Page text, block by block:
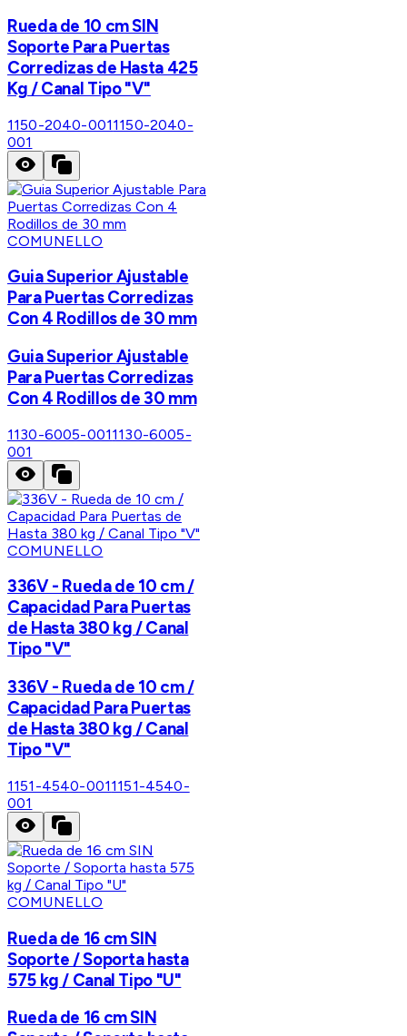
Rueda de 10 cm SIN
Soporte Para Puertas
Corredizas de Hasta 425
Kg / Canal Tipo "V"
1150-2040-0011150-2040-
001
COMUNELLO
Guia Superior Ajustable
Para Puertas Corredizas
Con 4 Rodillos de 30 mm
Guia Superior Ajustable
Para Puertas Corredizas
Con 4 Rodillos de 30 mm
1130-6005-0011130-6005-
001
COMUNELLO
336V - Rueda de 10 cm /
Capacidad Para Puertas
de Hasta 380 kg / Canal
Tipo "V"
336V - Rueda de 10 cm /
Capacidad Para Puertas
de Hasta 380 kg / Canal
Tipo "V"
1151-4540-0011151-4540-
001
COMUNELLO
Rueda de 16 cm SIN
Soporte / Soporta hasta
575 kg / Canal Tipo "U"
Rueda de 16 cm SIN